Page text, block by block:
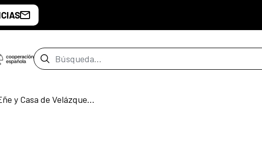
Barra de búsqueda
AECID, Festival Eñe y Casa de Velázquez lanzan la cuarta convocatoria de Residencia de Creación Literaria